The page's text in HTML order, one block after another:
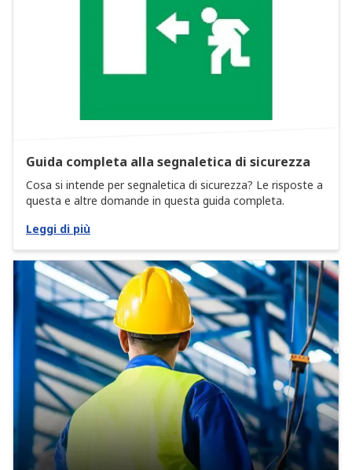
Guida completa alla segnaletica di sicurezza
Cosa si intende per segnaletica di sicurezza? Le risposte a
questa e altre domande in questa guida completa.
Leggi di più